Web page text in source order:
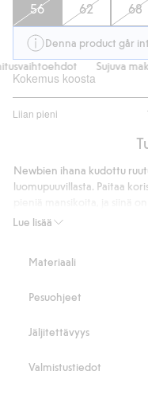
56 62 68
Denna product går
Sujuva
Kokemus koosta
Liian pieni
/
ääneen
Lue lisää
Newbien ihana kudottu
luomupuuvillasta. Paitaa
käytännöllinen kiinnitys
Lisäksi yhteensopiva vaate
100 % luomupuuvillaa.
Organic cotton
Materiaali
Pesuohjeet
Jäljitettävyys
Valmistustiedot